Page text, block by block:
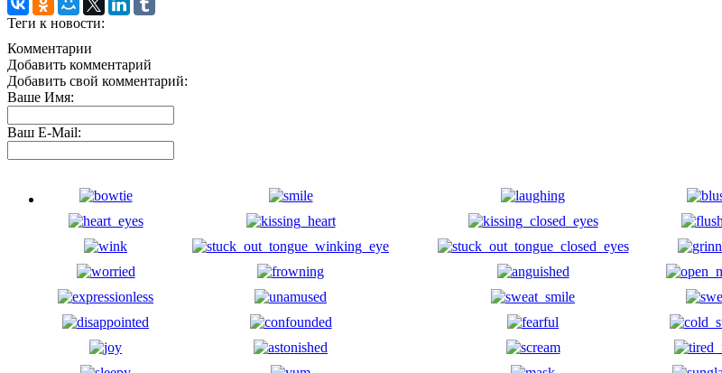
Теги к новости:
Комментарии
Добавить комментарий
Добавить свой комментарий:
Ваше Имя:
Ваш E-Mail: